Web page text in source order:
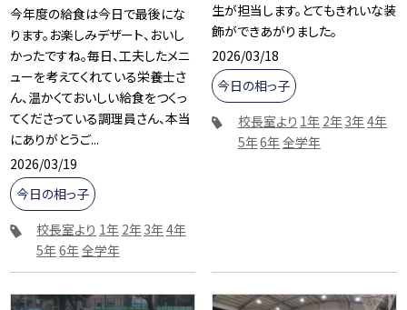
今年度の給食は今日で最後にな
ります。お楽しみデザート、おいし
かったですね。毎日、工夫したメニ
ューを考えてくれている栄養士さ
ん、温かくておいしい給食をつくっ
てくださっている調理員さん、本当
にありがとうご...
2026/03/19
今日の相っ子
校長室より 1年 2年3年4年
5年6年全学年
生が担当します。とてもきれいな装
飾ができあがりました。
2026/03/18
今日の相っ子
校長室より 1年 2年3年4年
5年6年全学年